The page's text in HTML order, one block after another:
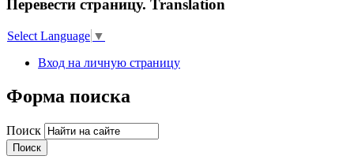
Перевести страницу. Translation
Select Language ▼
Вход на личную страницу
Форма поиска
Поиск